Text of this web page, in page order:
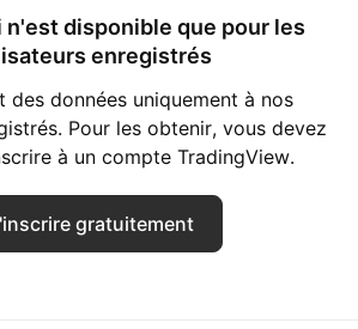
n'est disponible que pour les
enregistrés
des données uniquement à nos
Pour les obtenir, vous devez
à un compte TradingView.
gratuitement